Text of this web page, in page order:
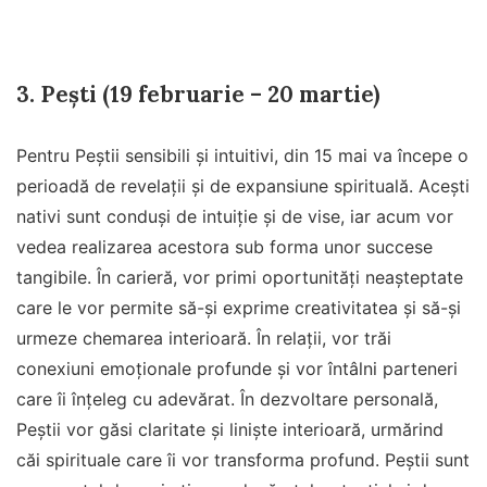
3. Pești (19 februarie – 20 martie)
Pentru Peștii sensibili și intuitivi, din 15 mai va începe o
perioadă de revelații și de expansiune spirituală. Acești
nativi sunt conduși de intuiție și de vise, iar acum vor
vedea realizarea acestora sub forma unor succese
tangibile. În carieră, vor primi oportunități neașteptate
care le vor permite să-și exprime creativitatea și să-și
urmeze chemarea interioară. În relații, vor trăi
conexiuni emoționale profunde și vor întâlni parteneri
care îi înțeleg cu adevărat. În dezvoltare personală,
Peștii vor găsi claritate și liniște interioară, urmărind
căi spirituale care îi vor transforma profund. Peștii sunt